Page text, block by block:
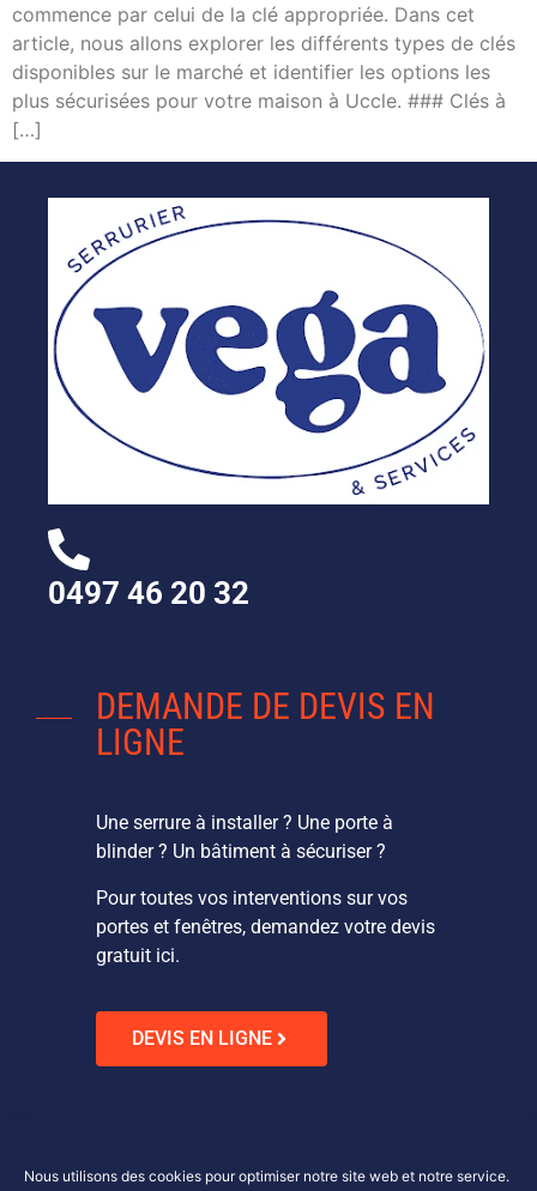
Nous utilisons des cookies pour optimiser notre site web et notre service.
commence par celui de la clé appropriée. Dans cet
article, nous allons explorer les différents types de clés
disponibles sur le marché et identifier les options les
plus sécurisées pour votre maison à Uccle. ### Clés à
[…]
0497 46 20 32
DEMANDE DE DEVIS EN
LIGNE
Une serrure à installer ? Une porte à
blinder ? Un bâtiment à sécuriser ?
Pour toutes vos interventions sur vos
portes et fenêtres, demandez votre devis
gratuit ici.
DEVIS EN LIGNE